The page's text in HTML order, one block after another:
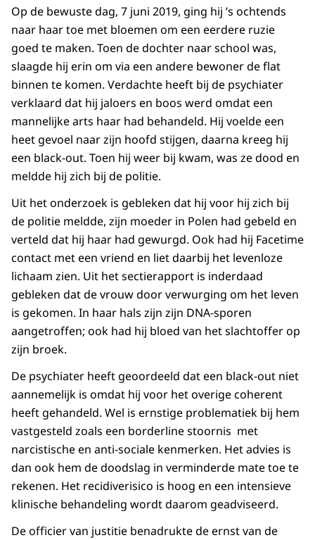
Op de bewuste dag, 7 juni 2019, ging hij ’s ochtends
naar haar toe met bloemen om een eerdere ruzie
goed te maken. Toen de dochter naar school was,
slaagde hij erin om via een andere bewoner de flat
binnen te komen. Verdachte heeft bij de psychiater
verklaard dat hij jaloers en boos werd omdat een
mannelijke arts haar had behandeld. Hij voelde een
heet gevoel naar zijn hoofd stijgen, daarna kreeg hij
een black-out. Toen hij weer bij kwam, was ze dood en
meldde hij zich bij de politie.
Uit het onderzoek is gebleken dat hij voor hij zich bij
de politie meldde, zijn moeder in Polen had gebeld en
verteld dat hij haar had gewurgd. Ook had hij Facetime
contact met een vriend en liet daarbij het levenloze
lichaam zien. Uit het sectierapport is inderdaad
gebleken dat de vrouw door verwurging om het leven
is gekomen. In haar hals zijn zijn DNA-sporen
aangetroffen; ook had hij bloed van het slachtoffer op
zijn broek.
De psychiater heeft geoordeeld dat een black-out niet
aannemelijk is omdat hij voor het overige coherent
heeft gehandeld. Wel is ernstige problematiek bij hem
vastgesteld zoals een borderline stoornis met
narcistische en anti-sociale kenmerken. Het advies is
dan ook hem de doodslag in verminderde mate toe te
rekenen. Het recidiverisico is hoog en een intensieve
klinische behandeling wordt daarom geadviseerd.
De officier van justitie benadrukte de ernst van de